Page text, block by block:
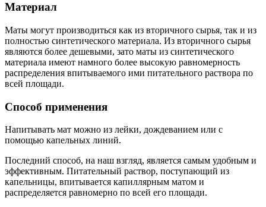
Материал
Маты могут производиться как из вторичного сырья, так и из
полностью синтетического материала. Из вторичного сырья
являются более дешевыми, зато маты из синтетического
материала имеют намного более высокую равномерность
распределения впитываемого ими питательного раствора по
всей площади.
Способ применения
Напитывать мат можно из лейки, дождеванием или с
помощью капельных линий.
Последний способ, на наш взгляд, является самым удобным и
эффективным. Питательный раствор, поступающий из
капельницы, впитывается капиллярным матом и
распределяется равномерно по всей его площади.